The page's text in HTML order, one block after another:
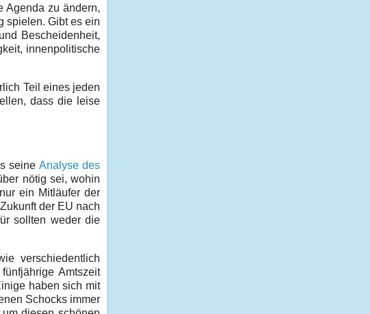
Agenda zu ändern,
spielen. Gibt es ein
Bescheidenheit,
innenpolitische
Teil eines jeden
dass die leise
seine Analyse des
nötig sei, wohin
ein Mitläufer der
der EU nach
sollten weder die
verschiedentlich
Amtszeit
haben sich mit
Schocks immer